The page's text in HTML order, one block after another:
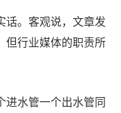
话。客观说，文章发
但行业媒体的职责所
进水管一个出水管同